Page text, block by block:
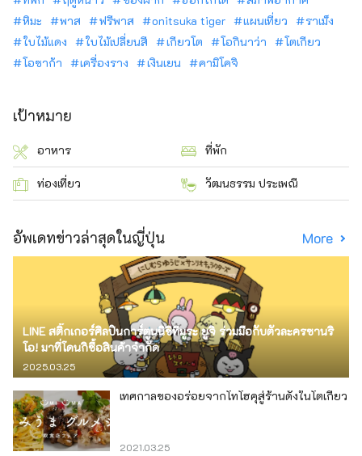
หิมะ
พาส ฟรีพาส onitsuka tiger แผนเที่ยว
ราเม็ง
ใบไม้แดง
ใบไม้เปลี่ยนสี เกียวโต โอกินาว่า
โตเกียว
โอซาก้า
เครื่องราง เงินเยน คามิโคจิ
เป้าหมาย
อาหาร ที่พัก
ท่องเที่ยว วัฒนธรรม ประเพณี
อัพเดทข่าวล่าสุดในญี่ปุ่น More
LINE สติ๊กเกอร์ศิลปินการ์ตูนนิชิทีมูระ ยูจิ ร่วมมือกับตัวละครซานริ
โอ! มาที่โดนกิซื้อสินค้าจำกัด
2025.03.25
เทศกาลของอร่อยจากโทโฮคุสู่ร้านดังในโตเกียว
2021.03.25